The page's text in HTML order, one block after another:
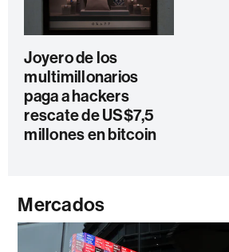
Joyero de los
multimillonarios
paga a hackers
rescate de US$7,5
millones en bitcoin
Mercados